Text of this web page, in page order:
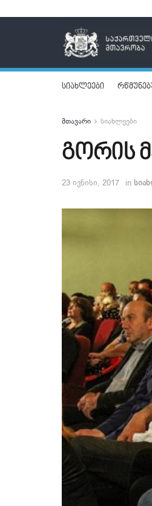
სიახლეები
მთავარი სიახლეები
გორის
23 ივნისი, 2017 in